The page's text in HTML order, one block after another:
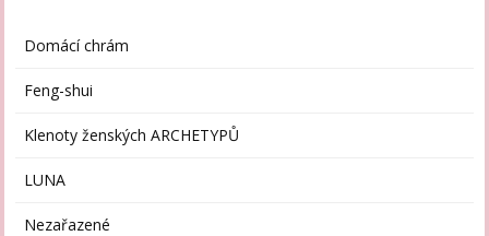
Domácí chrám
Feng-shui
Klenoty ženských ARCHETYPŮ
LUNA
Nezařazené